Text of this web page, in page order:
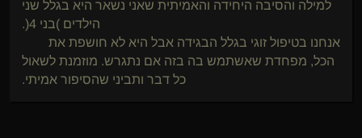
למילה והסיבה היחידה והאמיתית שאני נשאר היא בגלל שני
הילדים )בני 4(.
אנחנו בטיפול זוגי בגלל הבגידה אבל היא לא חושפת את
הכל, מפחדת שאשתמש בה בזה אם נתגרש. מוזמנת לשאול
כל דבר ותביני שהסיפור אמיתי.